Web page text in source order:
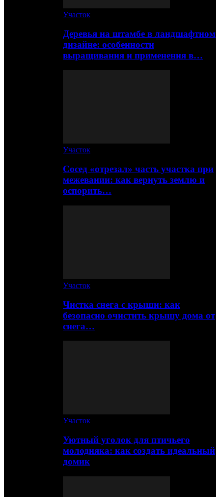
Участок
Деревья на штамбе в ландшафтном
дизайне: особенности
выращивания и применения в…
Участок
Сосед «отрезал» часть участка при
межевании: как вернуть землю и
оспорить…
Участок
Чистка снега с крыши: как
безопасно очистить крышу дома от
снега…
Участок
Уютный уголок для птичьего
молодняка: как создать идеальный
домик